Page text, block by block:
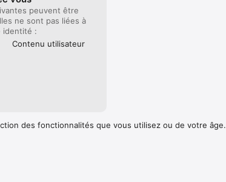
peuvent être
ne sont pas liées à
identité :
Contenu utilisateur
des fonctionnalités que vous utilisez ou de votre âge.